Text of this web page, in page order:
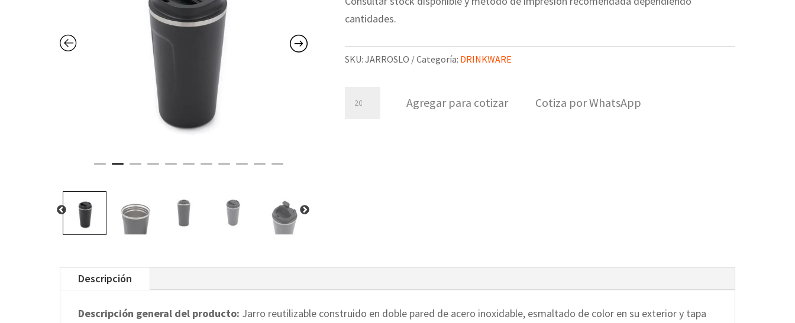
cantidades.
SKU: JARROSLO Categoría: DRINKWARE
Agregar para cotizar Cotiza por WhatsApp
Descripción
Descripción general del producto: Jarro reutilizable construido en doble pared de acero inoxidable, esmaltado de color en su exterior y tapa